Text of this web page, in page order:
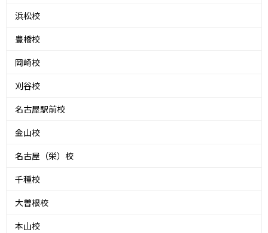
浜松校
豊橋校
岡崎校
刈谷校
名古屋駅前校
金山校
名古屋（栄）校
千種校
大曽根校
本山校